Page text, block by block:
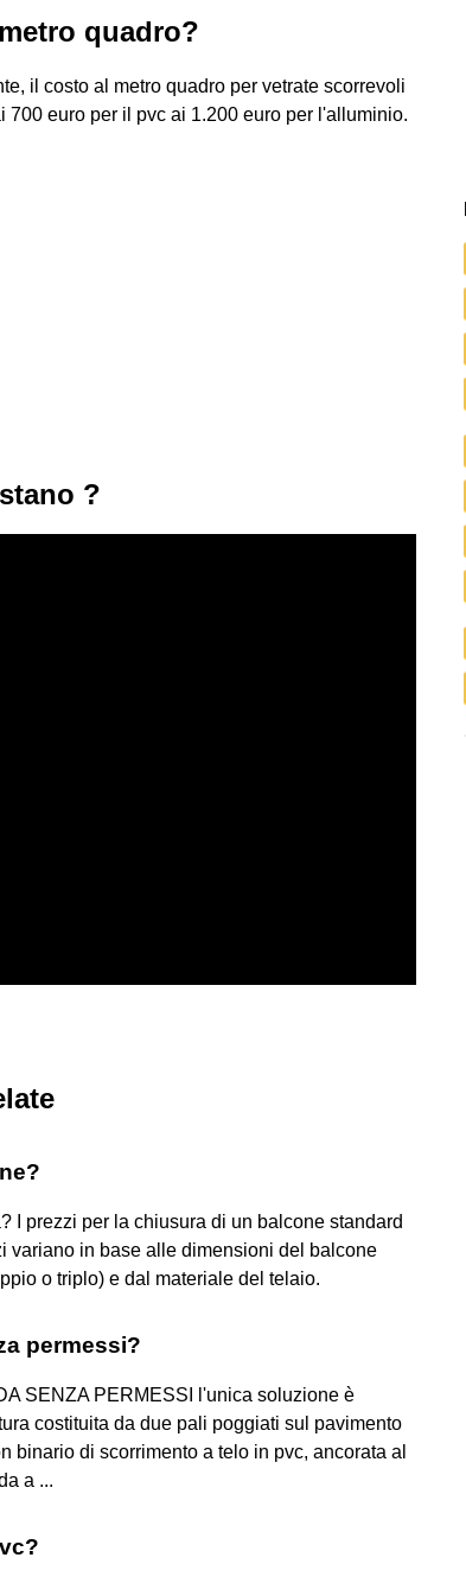
quadro?
il costo al metro quadro per vetrate scorrevoli
euro per il pvc ai 1.200 euro per l'alluminio.
?
I prezzi per la chiusura di un balcone standard
variano in base alle dimensioni del balcone
o triplo) e dal materiale del telaio.
permessi?
SENZA PERMESSI l'unica soluzione è
costituita da due pali poggiati sul pavimento
binario di scorrimento a telo in pvc, ancorata al
a ...